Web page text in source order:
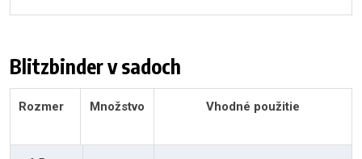
Blitzbinder v sadoch
Rozmer Množstvo Vhodné použitie